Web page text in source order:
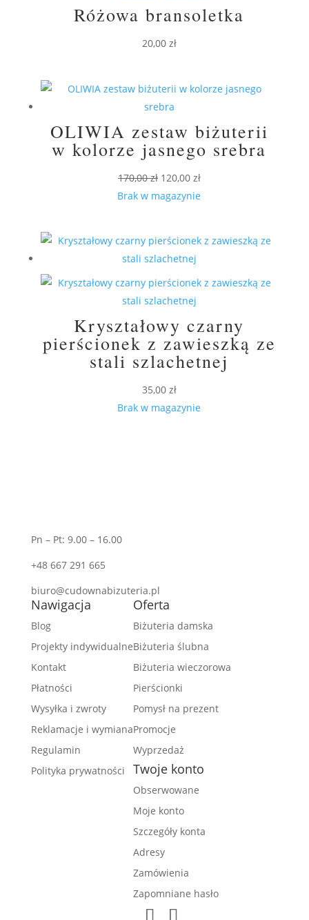
Różowa bransoletka
20,00 zł
OLIWIA zestaw biżuterii
w kolorze jasnego srebra
170,00zł Pierwotna
cena
120,00 złAktualna
cena
Brak w magazynie
Kryształowy czarny
pierścionek z zawieszką ze
stali szlachetnej
35,00 zł
Brak w magazynie
Pn – Pt: 9.00 – 16.00
+48 667 291 665
biuro@cudownabizuteria.pl
Nawigacja
Blog
Projekty indywidualne
Kontakt
Płatności
Wysyłka i zwroty
Reklamacje i wymiana
Regulamin
Polityka prywatności
Oferta
Biżuteria damska
Biżuteria ślubna
Biżuteria wieczorowa
Pierścionki
Pomysł na prezent
Promocje
Wyprzedaż
Twoje konto
Obserwowane
Moje konto
Szczegóły konta
Adresy
Zamówienia
Zapomniane hasło